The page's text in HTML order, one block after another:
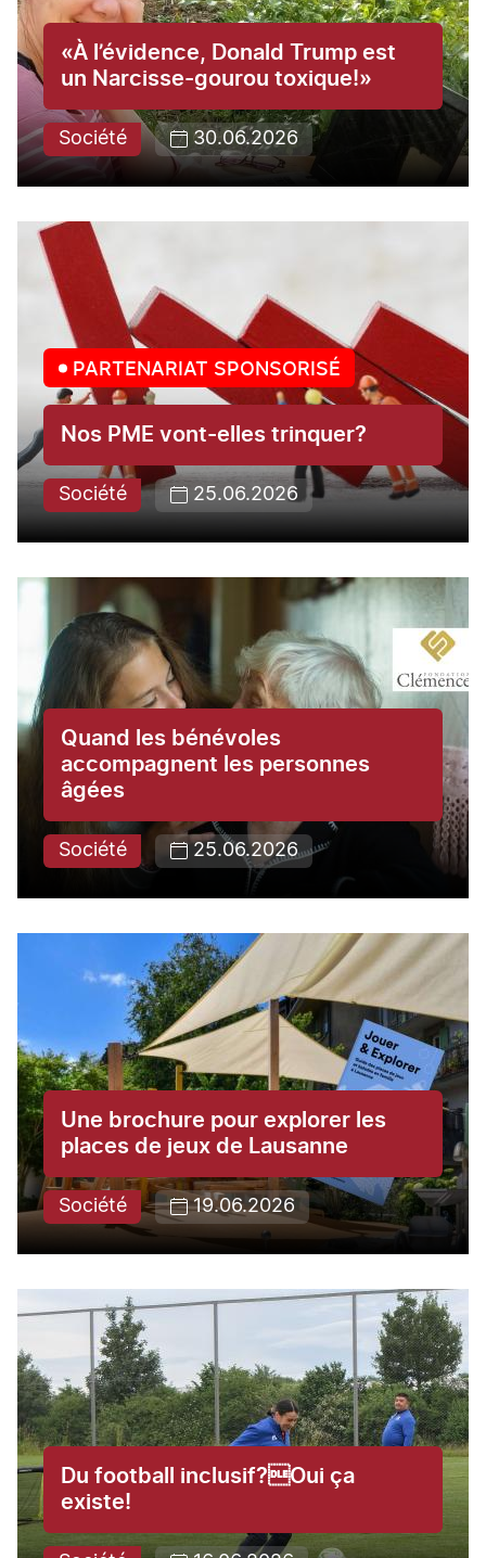
«À l’évidence, Donald Trump est
un Narcisse-gourou toxique!»
Société 30.06.2026
PARTENARIAT SPONSORISÉ
Nos PME vont-elles trinquer?
Société 25.06.2026
Quand les bénévoles
accompagnent les personnes
âgées
Société 25.06.2026
Une brochure pour explorer les
places de jeux de Lausanne
Société 19.06.2026
Du football inclusif?Oui ça
existe!